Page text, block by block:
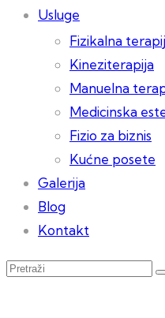
Usluge
Fizikalna
Kineziterapija
Manuelna
Medicinska
Fizio za biznis
Kućne posete
Galerija
Blog
Kontakt